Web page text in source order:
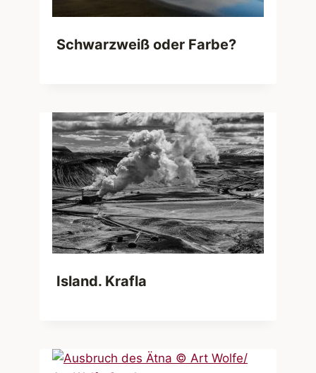
Schwarzweiß oder Farbe?
Island. Krafla